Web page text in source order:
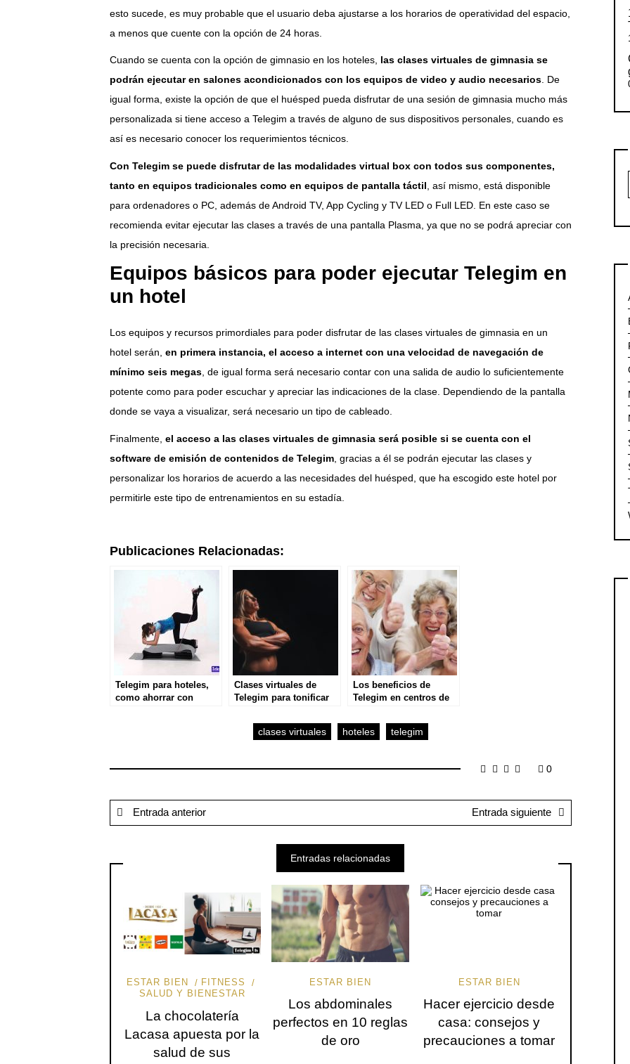
esto sucede, es muy probable que el usuario deba ajustarse a los horarios de operatividad del espacio,
a menos que cuente con la opción de 24 horas.
Cuando se cuenta con la opción de gimnasio en los hoteles, las clases virtuales de gimnasia se
podrán ejecutar en salones acondicionados con los equipos de video y audio necesarios. De
igual forma, existe la opción de que el huésped pueda disfrutar de una sesión de gimnasia mucho más
personalizada si tiene acceso a Telegim a través de alguno de sus dispositivos personales, cuando es
así es necesario conocer los requerimientos técnicos.
Con Telegim se puede disfrutar de las modalidades virtual box con todos sus componentes,
tanto en equipos tradicionales como en equipos de pantalla táctil , así mismo, está disponible
para ordenadores o PC, además de Android TV, App Cycling y TV LED o Full LED. En este caso se
recomienda evitar ejecutar las clases a través de una pantalla Plasma, ya que no se podrá apreciar con
la precisión necesaria.
Equipos básicos para poder ejecutar Telegim en
un hotel
Los equipos y recursos primordiales para poder disfrutar de las clases virtuales de gimnasia en un
hotel serán, en primera instancia, el acceso a internet con una velocidad de navegación de
mínimo seis megas, de igual forma será necesario contar con una salida de audio lo suficientemente
potente como para poder escuchar y apreciar las indicaciones de la clase. Dependiendo de la pantalla
donde se vaya a visualizar, será necesario un tipo de cableado.
Finalmente, el acceso a las clases virtuales de gimnasia será posible si se cuenta con el
software de emisión de contenidos de Telegim, gracias a él se podrán ejecutar las clases y
personalizar los horarios de acuerdo a las necesidades del huésped, que ha escogido este hotel por
permitirle este tipo de entrenamientos en su estadía.
Publicaciones Relacionadas:
Telegim para hoteles,
como ahorrar con
Clases virtuales de
Telegim para tonificar
récord
Los beneficios de
Telegim en centros de
clases virtuales hoteles telegim
0
Entrada anterior Entrada siguiente
Entradas relacionadas
ESTAR BIEN
FITNESS
SALUD Y BIENESTAR
La chocolatería
Lacasa apuesta por la
salud de sus
ESTAR BIEN
Los abdominales
perfectos en 10 reglas
de oro
ESTAR BIEN
Hacer ejercicio desde
casa: consejos y
precauciones a tomar